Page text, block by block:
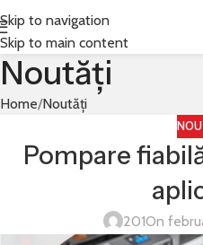
Skip to navigation
Skip to main content
Noutăți
Home Noutăți
Pompare
201On